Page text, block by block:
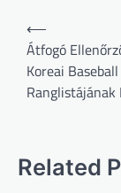
Post
navigation
⟵
Átfogó
Koreai
Ranglistájának
Related